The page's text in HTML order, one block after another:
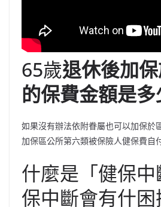
65歲退休後加
的保費金額是多
如果沒有辦法依附眷屬也可以加保於
加保區公所第六類被保險人健保費自
什麼是「健保中
保中斷會有什困